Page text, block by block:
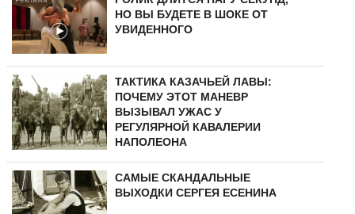
НО ВЫ БУДЕТЕ В ШОКЕ ОТ
УВИДЕННОГО
ТАКТИКА КАЗАЧЬЕЙ ЛАВЫ:
ПОЧЕМУ ЭТОТ МАНЕВР
ВЫЗЫВАЛ УЖАС У
РЕГУЛЯРНОЙ КАВАЛЕРИИ
НАПОЛЕОНА
САМЫЕ СКАНДАЛЬНЫЕ
ВЫХОДКИ СЕРГЕЯ ЕСЕНИНА